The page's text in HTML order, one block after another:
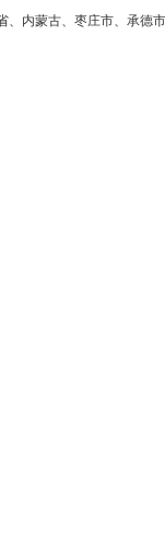
、内蒙古、枣庄市、承德